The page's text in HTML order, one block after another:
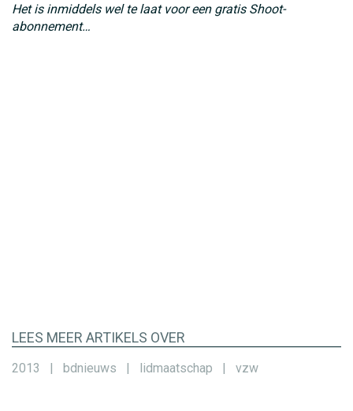
Het is inmiddels wel te laat voor een gratis Shoot-
abonnement…
LEES MEER ARTIKELS OVER
2013 | bdnieuws | lidmaatschap | vzw